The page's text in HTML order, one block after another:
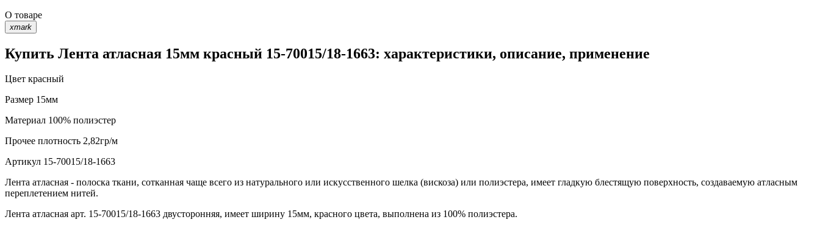
О товаре
xmark
Купить Лента атласная 15мм красный 15-70015/18-1663: характеристики, описание, применение
Цвет красный
Размер 15мм
Материал 100% полиэстер
Прочее плотность 2,82гр/м
Артикул 15-70015/18-1663
Лента атласная - полоска ткани, сотканная чаще всего из натурального или искусственного шелка (вискоза) или полиэстера, имеет гладкую блестящую поверхность, создаваемую атласным
переплетением нитей.
Лента атласная арт. 15-70015/18-1663 двусторонняя, имеет ширину 15мм, красного цвета, выполнена из 100% полиэстера.